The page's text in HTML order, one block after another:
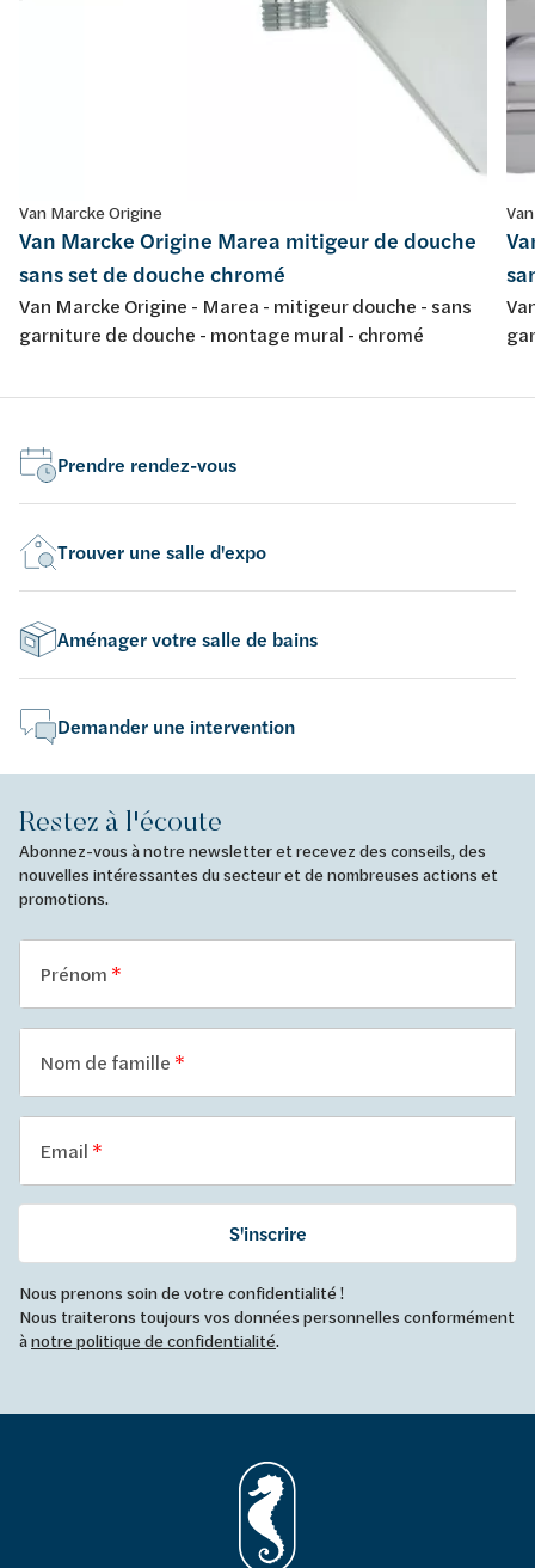
Van Marcke Origine
Van Marcke Origine Marea mitigeur de douche
sans set de douche chromé
Van Marcke Origine - Marea - mitigeur douche - sans
garniture de douche - montage mural - chromé
Prendre rendez-vous
Trouver une salle d'expo
Aménager votre salle de bains
Demander une intervention
Restez à l'écoute
Abonnez-vous à notre newsletter et recevez des conseils, des
nouvelles intéressantes du secteur et de nombreuses actions et
promotions.
Prénom
Nom de famille
Email
S'inscrire
Nous prenons soin de votre confidentialité !
Nous traiterons toujours vos données personnelles conformément
ànotre politique de confidentialité.